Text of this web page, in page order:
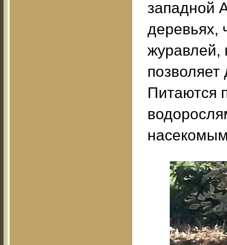
западной
деревьях,
журавлей,
Питаются